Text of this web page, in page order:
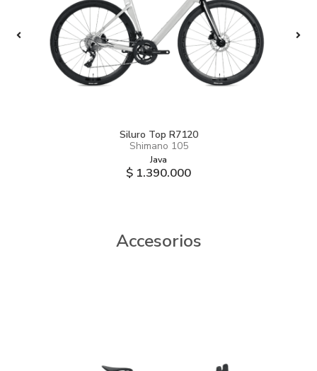
Siluro Top R7120
Shimano 105
Java
$ 1.390.000
Accesorios